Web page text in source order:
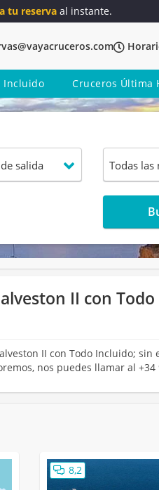
tu reserva al instante.
Incluido Cruceros Última
II con
II con Todo Incluido;
nos puedes llamar al +34
8,2